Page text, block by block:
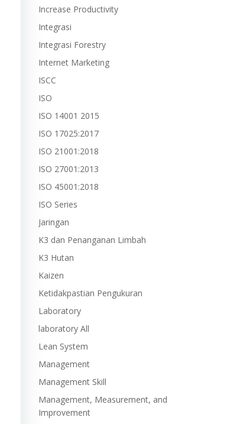
Increase Productivity
Integrasi
Integrasi Forestry
Internet Marketing
ISCC
ISO
ISO 14001 2015
ISO 17025:2017
ISO 21001:2018
ISO 27001:2013
ISO 45001:2018
ISO Series
Jaringan
K3 dan Penanganan Limbah
K3 Hutan
Kaizen
Ketidakpastian Pengukuran
Laboratory
laboratory All
Lean System
Management
Management Skill
Management, Measurement, and
Improvement